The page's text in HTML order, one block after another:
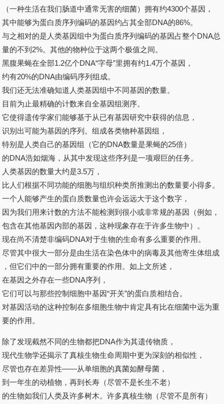
（一种生活在我们肠道中通常无害的细菌）拥有约4300个基因，
其中能够为蛋白质序列编码的基因约占其全部DNA的86%。
与之相对的是人类基因组中为蛋白质序列编码的基因占整个DNA总
量的不到2%。其他的物种位于这两个极值之间。
黑腹果蝇在全部1.2亿个DNA“字母”里拥有约1.4万个基因，
约有20%的DNA由编码序列组成。
我们还无法准确知道人类基因组中不同基因的数量。
目前为止最精确的计数来自全基因组测序。
它使得遗传学家们能够基于从已有基因研究中获得的信息，
识别出可能为基因的序列。组成各类物种基因组，
特别是人类自己的基因组（它的DNA数量是果蝇的25倍）
的DNA浩如烟海，从其中发现这些序列是一项艰巨的任务。
人类基因的数量大约是3.5万，
比人们根据不同功能的细胞与组织种类所推测出的数量要小得多。
一个人能够产生的蛋白质数量也许会远远大于这个数字，
因为我们用来计数的方法不能检测到很小或非常规的基因（例如，
包含在其他基因内部的基因，这种现象存在于许多生物中）。
现在尚不清楚非编码DNA对于生物的生命有多么重要的作用。
尽管其中很大一部分是由生活在染色体中的病毒及其他寄生体组成
，但它们中的一部分拥有重要的作用。如上文所述，
在基因之外存在一些DNA序列，
它们可以与那些控制细胞中基因“开关”的蛋白质相结合。
对基因活动的这种控制在多细胞生物中肯定具有比在细菌中远为重
要的作用。
除了发现截然不同的生物都把DNA作为其遗传物质，
现代生物学还揭示了真核生物生命周期中更为深刻的相似性，
尽管也存在差异性——从单细胞的真菌如酵母菌，
到一年生的动植物，再到长寿（尽管不是长生不老）
的生物如我们人类及许多树木。许多真核生物（尽管不是所有）